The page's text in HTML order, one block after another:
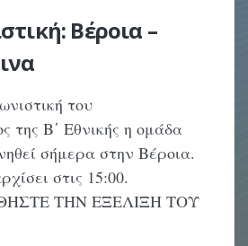
Βέροια –
του
της Β΄ Εθνικής η ομάδα
σήμερα στην Βέροια.
στις 15:00.
ΤΗΝ ΕΞΕΛΙΞΗ ΤΟΥ